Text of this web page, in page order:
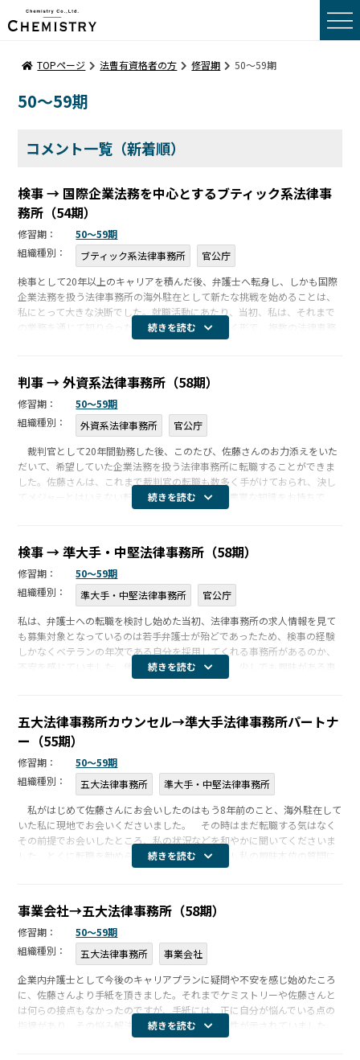
トップページ
転職事例コメント
転職をお考えの方へ
採用をお考えの方へ
会社概要
サーチメンバー
個人情報保護方針
TOPページ 法曹有資格者の方 修習期 50〜59期
50〜59期
コメント一覧（新着順）
検事 → 国際企業法務を中心とするブティック系法律事
務所（54期）
修習期：
50〜59期
組織種別：
ブティック系法律事務所
官公庁
検事として20年以上のキャリアを積んだ後、弁護士へ転身し、しかも国際
企業法務を扱う法律事務所の海外駐在として新たな挑戦を始めることは、
私にとって大きな決断でした。就職活動にあたり、当初、私は、それまで
の業務を通じて知り合った弁護士から紹介いただく形で、複数の法律事務
所と面談しましたが、なかなか折り合いがつかず、勤務時間外のわずかな
続きを読む
判事 → 外資系法律事務所（58期）
修習期：
50〜59期
組織種別：
外資系法律事務所
官公庁
裁判官として20年間勤務した後、このたび、佐藤さんのお力添えをいた
だいて、希望していた企業法務を扱う法律事務所に転職することができま
した。佐藤さんは、これまで裁判官の転職も数多く手がけておられ、決し
てメジャーとはいえない転職市場の実情について豊富な知識をお持ちで
す。転職についてご相談した当初は、任官２０年目の裁判官に企業法務の
続きを読む
検事 → 準大手・中堅法律事務所（58期）
修習期：
50〜59期
組織種別：
準大手・中堅法律事務所
官公庁
私は、弁護士への転職を検討し始めた当初、法律事務所の求人情報を見て
も募集対象となっているのは若手弁護士が殆どであったため、検事の経験
しかなくベテランの年次である自分を採用してくれる事務所があるのか、
不安を感じていました。他のエージェントからは、少しでも興味がある事
務所には試しにコンタクトをとるよう勧められましたが、当時は本業が忙
続きを読む
五大法律事務所カウンセル→準大手法律事務所パートナ
ー（55期）
修習期：
50〜59期
組織種別：
五大法律事務所
準大手・中堅法律事務所
私がはじめて佐藤さんにお会いしたのはもう8年前のこと、海外駐在して
いた私に現地でお会いくださいました。 その時はまだ転職する気はなく
その前提でお会いしたところ、私の状況などを和やかに聞いてくださいま
した。とくに転職を勧められることもなく、しかし私の興味本位の質問に
は丁寧にお答えくださいました。 そのようなご姿勢に、それまでに電話
続きを読む
事業会社→五大法律事務所（58期）
修習期：
50〜59期
組織種別：
五大法律事務所
事業会社
企業内弁護士として今後のキャリアプランに疑問や不安を感じ始めたころ
に、佐藤さんより手紙を頂きました。それまでケミストリーや佐藤さんと
は何らの接点もなかったのですが、手紙には、正に自分が悩んでいる点の
指摘があり、その悩み解決のためのひとつの可能性が示されていました。
通常このようなダイレクトメールに返信等を行わないのですが、手紙の文
続きを読む